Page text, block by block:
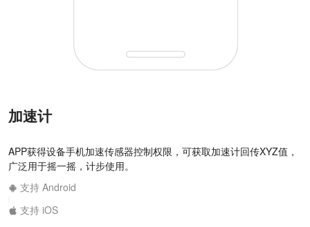
加速计
APP获得设备手机加速传感器控制权限，可获取加速计回传XYZ值，
广泛用于摇一摇，计步使用。
支持 Android
支持 iOS